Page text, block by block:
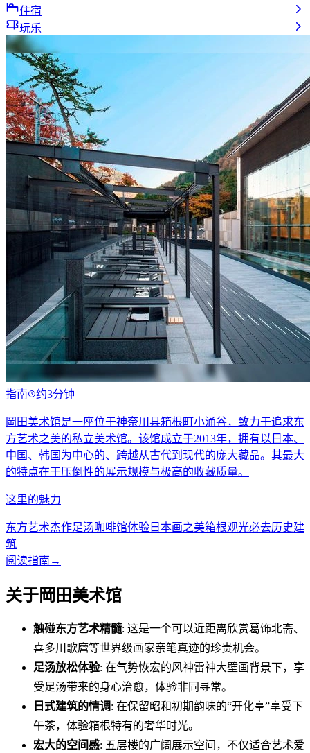
住宿
玩乐
指南 约3分钟
岡田美术馆是一座位于神奈川县箱根町小涌谷，致力于追求东
方艺术之美的私立美术馆。该馆成立于2013年，拥有以日本、
中国、韩国为中心的、跨越从古代到现代的庞大藏品。其最大
的特点在于压倒性的展示规模与极高的收藏质量。
这里的魅力
东方艺术杰作足汤咖啡馆体验 日本画之美箱根观光必去历史建
筑
阅读指南 →
关于岡田美术馆
触碰东方艺术精髓: 这是一个可以近距离欣赏葛饰北斋、
喜多川歌麿等世界级画家亲笔真迹的珍贵机会。
足汤放松体验: 在气势恢宏的风神雷神大壁画背景下，享
受足汤带来的身心治愈，体验非同寻常。
日式建筑的情调: 在保留昭和初期韵味的“开化亭”享受下
午茶，体验箱根特有的奢华时光。
宏大的空间感: 五层楼的广阔展示空间，不仅适合艺术爱